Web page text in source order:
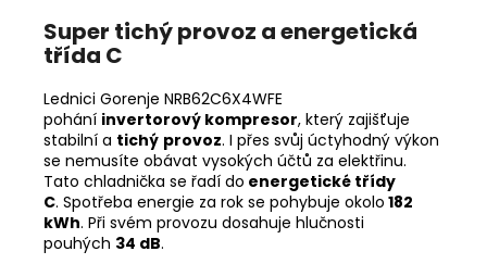
Super tichý provoz a energetická
třída C
Lednici Gorenje NRB62C6X4WFE
pohání invertorový kompresor, který zajišťuje
stabilní a tichý provoz. I přes svůj úctyhodný výkon
se nemusíte obávat vysokých účtů za elektřinu.
Tato chladnička se řadí do energetické třídy
C. Spotřeba energie za rok se pohybuje okolo 182
kWh. Při svém provozu dosahuje hlučnosti
pouhých 34 dB.